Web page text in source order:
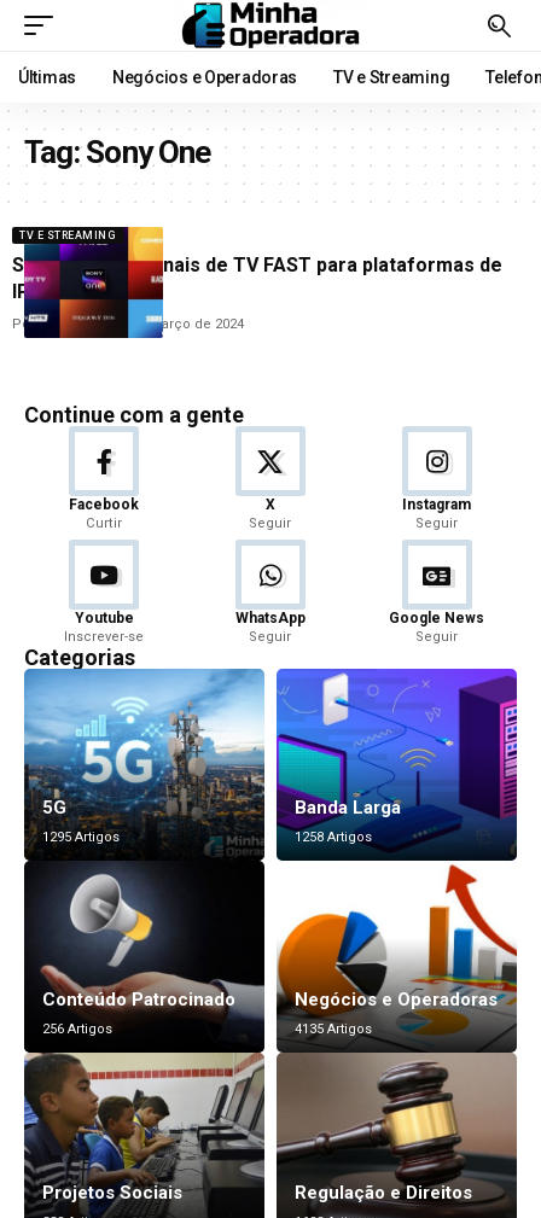
Últimas Negócios e Operadoras TV e Streaming
Tag:Sony One
TV E STREAMING
Sony lança 54 canais de TV FAST para plataformas de
IPTV
PorCleane Lima28 de março de 2024
Continue com a gente
Facebook
Curtir
X
Seguir
Instagram
Seguir
Youtube
Inscrever-se
WhatsApp
Seguir
Google News
Seguir
Categorias
5G
1295 Artigos
Banda Larga
1258 Artigos
Conteúdo Patrocinado
256 Artigos
Negócios e Operadoras
4135 Artigos
Projetos Sociais Regulação e Direitos